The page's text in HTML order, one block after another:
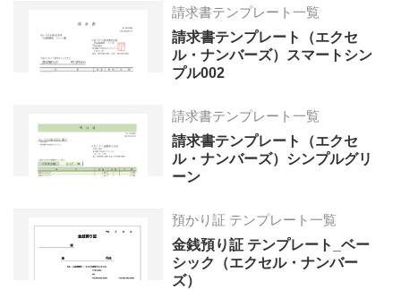
請求書テンプレート一覧
請求書テンプレート（エクセ
ル・ナンバーズ）スマートシン
プル002
請求書テンプレート一覧
請求書テンプレート（エクセ
ル・ナンバーズ）シンプルグリ
ーン
預かり証 テンプレート一覧
金銭預り証 テンプレート_ベー
シック（エクセル・ナンバー
ズ）